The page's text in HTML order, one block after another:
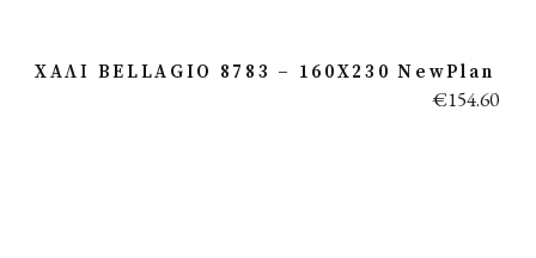
ΧΑΛΙ BELLAGIO 8783 – 160X230 NewPlan
€154.60